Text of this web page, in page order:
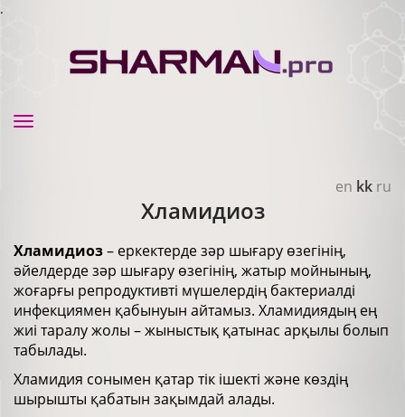
.
en kk ru
Toggle
Хламидиоз
Хламидиоз– еркектерде зәр шығару өзегінің,
әйелдерде зәр шығару өзегінің, жатыр мойнының,
жоғарғы репродуктивті мүшелердің бактериалді
инфекциямен қабынуын айтамыз. Хламидиядың ең
жиі таралу жолы – жыныстық қатынас арқылы болып
табылады.
Хламидия сонымен қатар тік ішекті және көздің
шырышты қабатын зақымдай алады.